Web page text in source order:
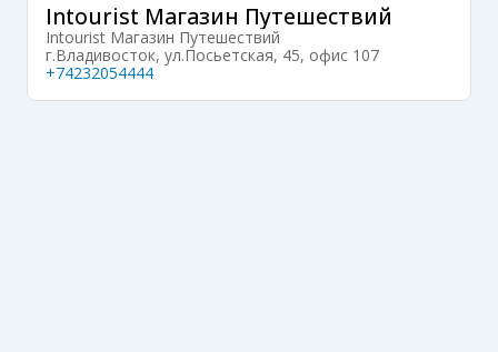
Intourist Магазин Путешествий
Intourist Магазин Путешествий
г.Владивосток, ул.Посьетская, 45, офис 107
+74232054444